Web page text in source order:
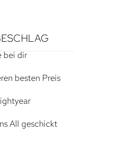
bei dir
besten Preis
All geschickt